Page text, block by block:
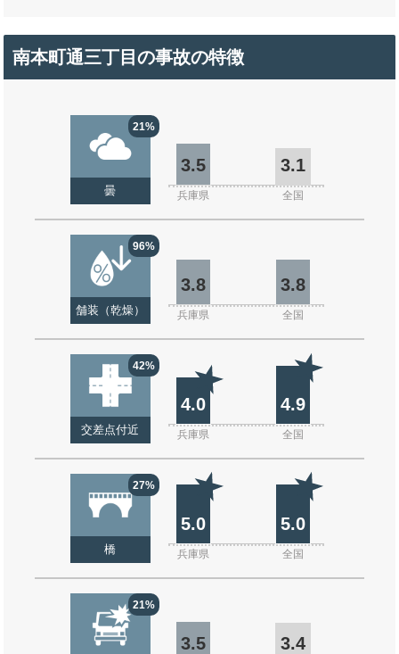
南本町通三丁目の事故の特徴
21%
曇
3.5 3.1
兵庫県 全国
96%
舗装（乾燥）
3.8 3.8
兵庫県 全国
42%
交差点付近
4.0 4.9
兵庫県 全国
27%
橋
5.0 5.0
兵庫県 全国
21%
3.5 3.4